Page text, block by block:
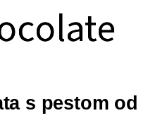
s pestom od